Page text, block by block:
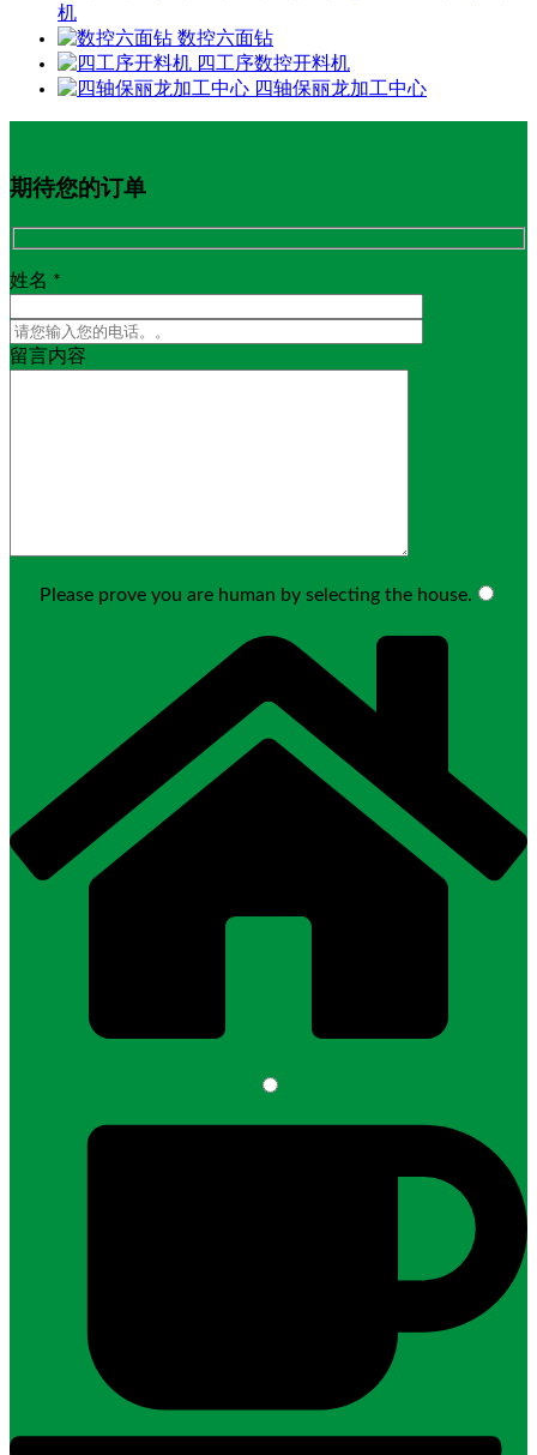
机
数控六面钻
四工序数控开料机
四轴保丽龙加工中心
期待您的订单
姓名 *
留言内容
Please prove you are human by selecting the house.